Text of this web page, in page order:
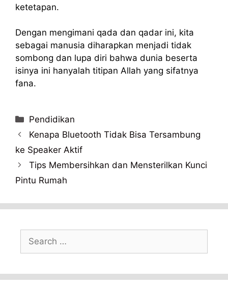
ketetapan.
Dengan mengimani qada dan qadar ini, kita
sebagai manusia diharapkan menjadi tidak
sombong dan lupa diri bahwa dunia beserta
isinya ini hanyalah titipan Allah yang sifatnya
fana.
Categories
Pendidikan
Kenapa Bluetooth Tidak Bisa Tersambung
ke Speaker Aktif
Tips Membersihkan dan Mensterilkan Kunci
Pintu Rumah
for: